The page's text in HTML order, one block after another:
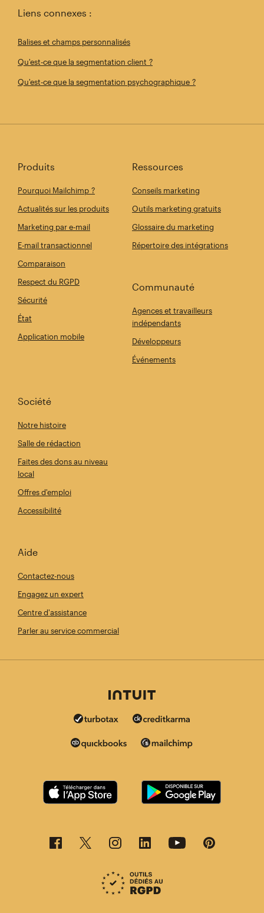
Liens connexes :
Balises et champs personnalisés
Qu'est-ce que la segmentation client ?
Qu'est-ce que la segmentation psychographique ?
Produits
Pourquoi Mailchimp ?
Actualités sur les produits
Marketing par e-mail
E-mail transactionnel
Comparaison
Respect du RGPD
Sécurité
État
Application mobile
Ressources
Conseils marketing
Outils marketing gratuits
Glossaire du marketing
Répertoire des intégrations
Communauté
Agences et travailleurs
indépendants
Développeurs
Événements
Société
Notre histoire
Salle de rédaction
Faites des dons au niveau
local
Offres d'emploi
Accessibilité
Aide
Contactez-nous
Engagez un expert
Centre d'assistance
Parler au service commercial